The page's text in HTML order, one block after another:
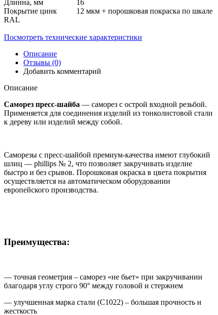
Длинна, мм 16
Покрытие цинк 12 мкм + порошковая покраска по шкале
RAL
Посмотреть технические характеристики
Описание
Отзывы (0)
Добавить комментарий
Описание
Саморез пресс-шайба — саморез с острой входной резьбой.
Применяется для соединения изделий из тонколистовой стали
к дереву или изделий между собой.
Саморезы с пресс-шайбой премиум-качества имеют глубокий
шлиц — phillips № 2, что позволяет закручивать изделие
быстро и без срывов. Порошковая окраска в цвета покрытия
осуществляется на автоматическом оборудовании
европейского производства.
Преимущества:
— точная геометрия – саморез «не бьет» при закручивании
благодаря углу строго 90° между головой и стержнем
— улучшенная марка стали (С1022) – большая прочность и
жесткость